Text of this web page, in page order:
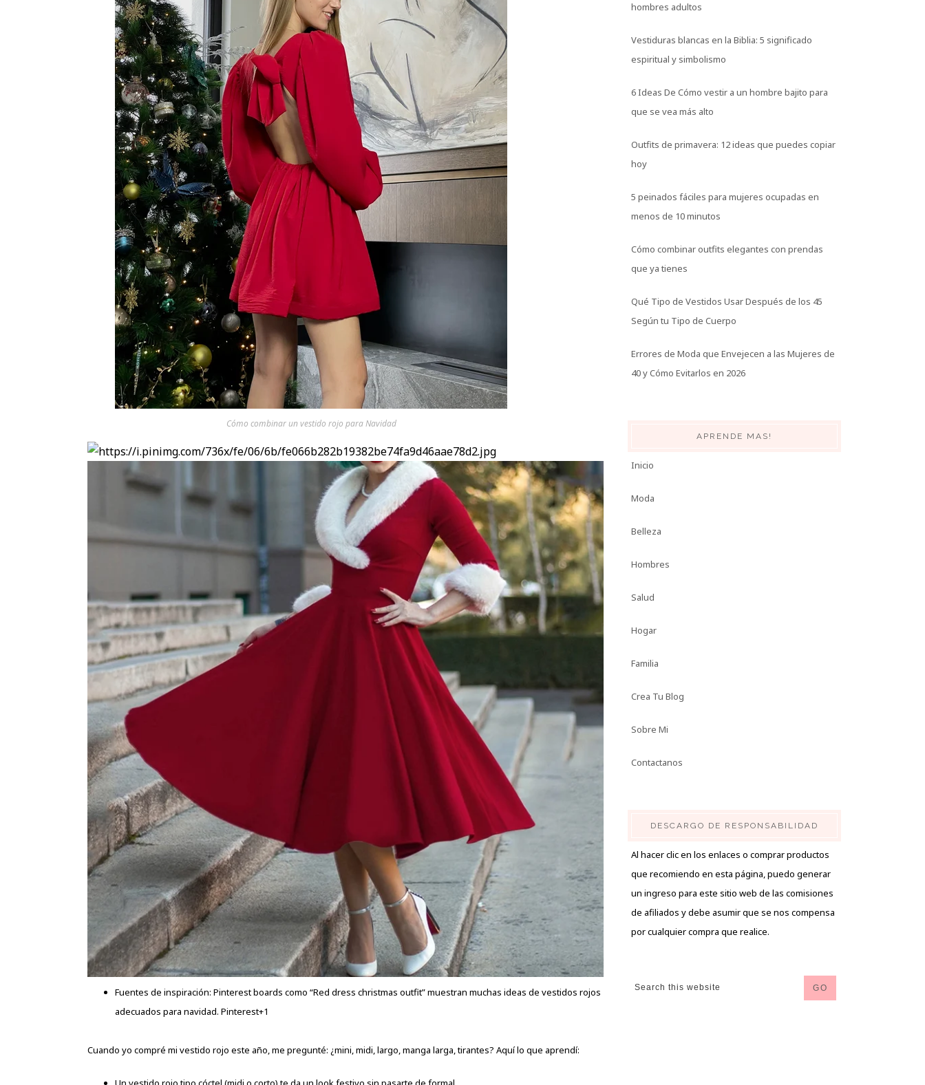
Cómo combinar un vestido rojo para Navidad
Fuentes de inspiración: Pinterest boards como “Red dress christmas outfit” muestran muchas ideas de vestidos rojos
adecuados para navidad. Pinterest+1
Cuando yo compré mi vestido rojo este año, me pregunté: ¿mini, midi, largo, manga larga, tirantes? Aquí lo que aprendí:
hombres adultos
Vestiduras blancas en la Biblia: 5 significado
espiritual y simbolismo
6 Ideas De Cómo vestir a un hombre bajito para
que se vea más alto
Outfits de primavera: 12 ideas que puedes copiar
hoy
5 peinados fáciles para mujeres ocupadas en
menos de 10 minutos
Cómo combinar outfits elegantes con prendas
que ya tienes
Qué Tipo de Vestidos Usar Después de los 45
Según tu Tipo de Cuerpo
Errores de Moda que Envejecen a las Mujeres de
40 y Cómo Evitarlos en 2026
APRENDE MAS!
Inicio
Moda
Belleza
Hombres
Salud
Hogar
Familia
Crea Tu Blog
Sobre Mi
Contactanos
DESCARGO DE RESPONSABILIDAD
Al hacer clic en los enlaces o comprar productos
que recomiendo en esta página, puedo generar
un ingreso para este sitio web de las comisiones
de afiliados y debe asumir que se nos compensa
por cualquier compra que realice.